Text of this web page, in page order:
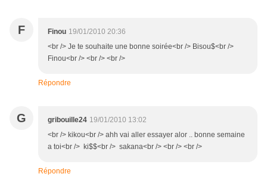
F Finou 19/01/2010 20:36
<br /> Je te souhaite une bonne soirée<br /> Bisou$<br />
Finou<br /> <br /> <br />
Répondre
G gribouille24 19/01/2010 13:02
<br /> kikou<br /> ahh vai aller essayer alor .. bonne semaine
a toi<br /> ki$$<br /> sakana<br /> <br /> <br />
Répondre